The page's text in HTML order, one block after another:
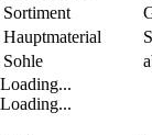
Sortiment
Hauptmaterial
Sohle
Loading...
Loading...